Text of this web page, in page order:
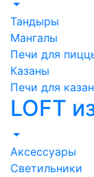
Тандыры
Мангалы
Печи для
Казаны
Печи для
LOFT
Аксессуары
Светильники